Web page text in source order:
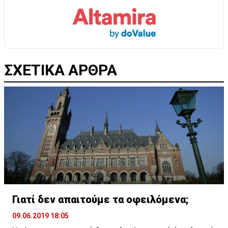
ΣΧΕΤΙΚΑ ΑΡΘΡΑ
Γιατί δεν απαιτούμε τα οφειλόμενα;
09.06.2019 18:05